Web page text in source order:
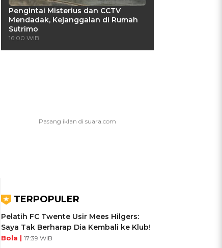
Pengintai Misterius dan CCTV
Mendadak, Kejanggalan di Rumah
Sutrimo
16:00 WIB
TERPOPULER
Pelatih FC Twente Usir Mees Hilgers:
Saya Tak Berharap Dia Kembali ke Klub!
Bola | 17:39 WIB